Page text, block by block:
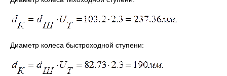
Диаметр колеса быстроходной ступени: